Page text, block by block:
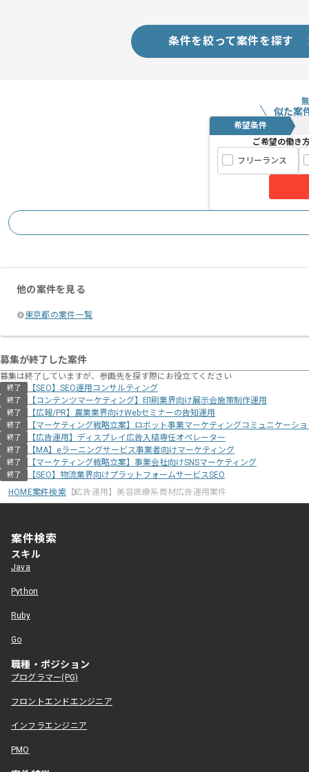
条件を絞って案件を探す
似た案
希望条件
ご希望の働き
フリーランス
他の案件を見る
東京都の案件一覧
募集が終了した案件
募集は終了していますが、参画先を探す際にお役立てください
終了 【SEO】SEO運用コンサルティング
終了 【コンテンツマーケティング】印刷業界向け展示会施策制作運用
終了 【広報/PR】農業業界向けWebセミナーの告知運用
終了 【マーケティング戦略立案】ロボット事業マーケティングコミュニケーシ
終了 【広告運用】ディスプレイ広告入稿専任オペレーター
終了 【MA】eラーニングサービス事業者向けマーケティング
終了 【マーケティング戦略立案】事業会社向けSNSマーケティング
終了
【SEO】物流業界向けプラットフォームサービスSEO
HOME案件検索【広告運用】美容医療系商材広告運用案件
案件検索
スキル
Java
Python
Ruby
Go
職種・ポジション
プログラマー(PG)
フロントエンドエンジニア
インフラエンジニア
PMO